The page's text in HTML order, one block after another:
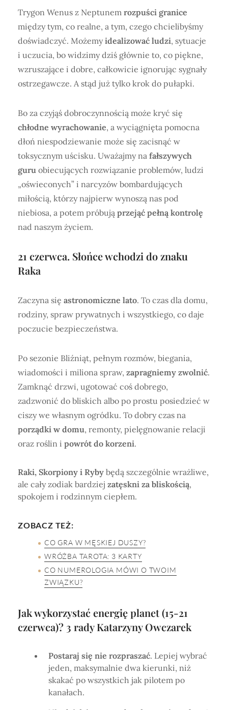
Trygon Wenus z Neptunem rozpuści granice
między tym, co realne, a tym, czego chcielibyśmy
doświadczyć. Możemyidealizować ludzi, sytuacje
i uczucia, bo widzimy dziś głównie to, co piękne,
wzruszające i dobre, całkowicie ignorując sygnały
ostrzegawcze. A stąd już tylko krok do pułapki.
Bo za czyjąś dobroczynnością może kryć się
chłodne wyrachowanie, a wyciągnięta pomocna
dłoń niespodziewanie może się zacisnąć w
toksycznym uścisku. Uważajmy na fałszywych
guru obiecujących rozwiązanie problemów, ludzi
„oświeconych” i narcyzów bombardujących
miłością, którzy najpierw wynoszą nas pod
niebiosa, a potem próbują przejąć pełną kontrolę
nad naszym życiem.
21 czerwca. Słońce wchodzi do znaku
Raka
Zaczyna się astronomiczne lato. To czas dla domu,
rodziny, spraw prywatnych i wszystkiego, co daje
poczucie bezpieczeństwa.
Po sezonie Bliźniąt, pełnym rozmów, biegania,
wiadomości i miliona spraw, zapragniemy zwolnić.
Zamknąć drzwi, ugotować coś dobrego,
zadzwonić do bliskich albo po prostu posiedzieć w
ciszy we własnym ogródku. To dobry czas na
porządki w domu, remonty, pielęgnowanie relacji
oraz roślin i powrót do korzeni.
Raki, Skorpiony i Ryby będą szczególnie wrażliwe,
ale cały zodiak bardziej zatęskni za bliskością,
spokojem i rodzinnym ciepłem.
ZOBACZ TEŻ:
CO GRA W MĘSKIEJ DUSZY?
WRÓŻBA TAROTA: 3 KARTY
CO NUMEROLOGIA MÓWI O TWOIM
ZWIĄZKU?
Jak wykorzystać energię planet (15-21
czerwca)? 3 rady Katarzyny Owczarek
Postaraj się nie rozpraszać. Lepiej wybrać
jeden, maksymalnie dwa kierunki, niż
skakać po wszystkich jak pilotem po
kanałach.